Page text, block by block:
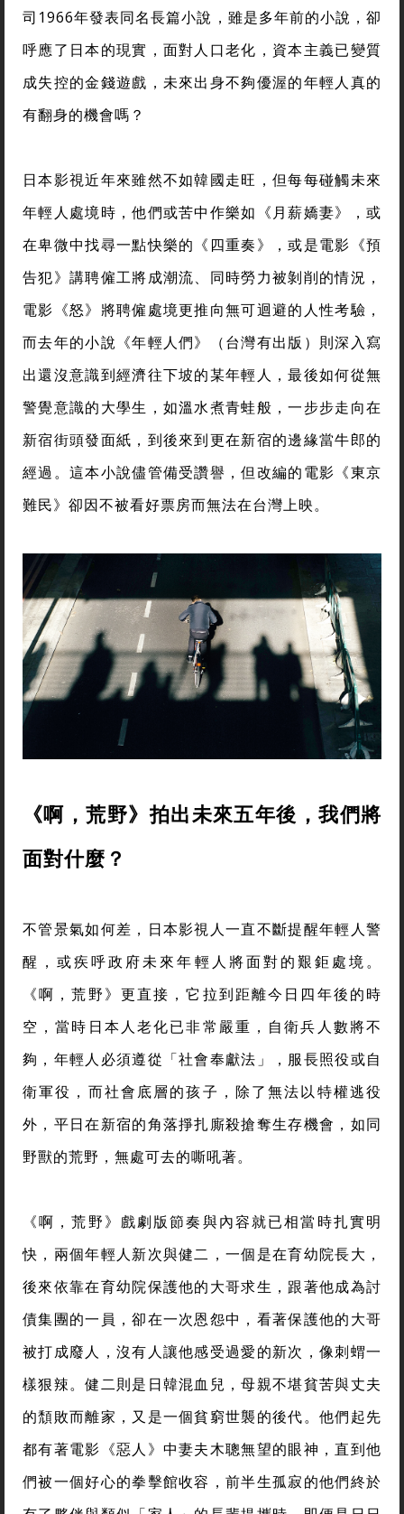
司1966年發表同名長篇小說，雖是多年前的小說，卻
呼應了日本的現實，面對人口老化，資本主義已變質
成失控的金錢遊戲，未來出身不夠優渥的年輕人真的
有翻身的機會嗎？
日本影視近年來雖然不如韓國走旺，但每每碰觸未來
年輕人處境時，他們或苦中作樂如《月薪嬌妻》，或
在卑微中找尋一點快樂的《四重奏》，或是電影《預
告犯》講聘僱工將成潮流、同時勞力被剝削的情況，
電影《怒》將聘僱處境更推向無可迴避的人性考驗，
而去年的小說《年輕人們》（台灣有出版）則深入寫
出還沒意識到經濟往下坡的某年輕人，最後如何從無
警覺意識的大學生，如溫水煮青蛙般，一步步走向在
新宿街頭發面紙，到後來到更在新宿的邊緣當牛郎的
經過。這本小說儘管備受讚譽，但改編的電影《東京
難民》卻因不被看好票房而無法在台灣上映。
《啊，荒野》拍出未來五年後，我們將
面對什麼？
不管景氣如何差，日本影視人一直不斷提醒年輕人警
醒，或疾呼政府未來年輕人將面對的艱鉅處境。
《啊，荒野》更直接，它拉到距離今日四年後的時
空，當時日本人老化已非常嚴重，自衛兵人數將不
夠，年輕人必須遵從「社會奉獻法」，服長照役或自
衛軍役，而社會底層的孩子，除了無法以特權逃役
外，平日在新宿的角落掙扎廝殺搶奪生存機會，如同
野獸的荒野，無處可去的嘶吼著。
《啊，荒野》戲劇版節奏與內容就已相當時扎實明
快，兩個年輕人新次與健二，一個是在育幼院長大，
後來依靠在育幼院保護他的大哥求生，跟著他成為討
債集團的一員，卻在一次恩怨中，看著保護他的大哥
被打成廢人，沒有人讓他感受過愛的新次，像刺蝟一
樣狠辣。健二則是日韓混血兒，母親不堪貧苦與丈夫
的頹敗而離家，又是一個貧窮世襲的後代。他們起先
都有著電影《惡人》中妻夫木聰無望的眼神，直到他
們被一個好心的拳擊館收容，前半生孤寂的他們終於